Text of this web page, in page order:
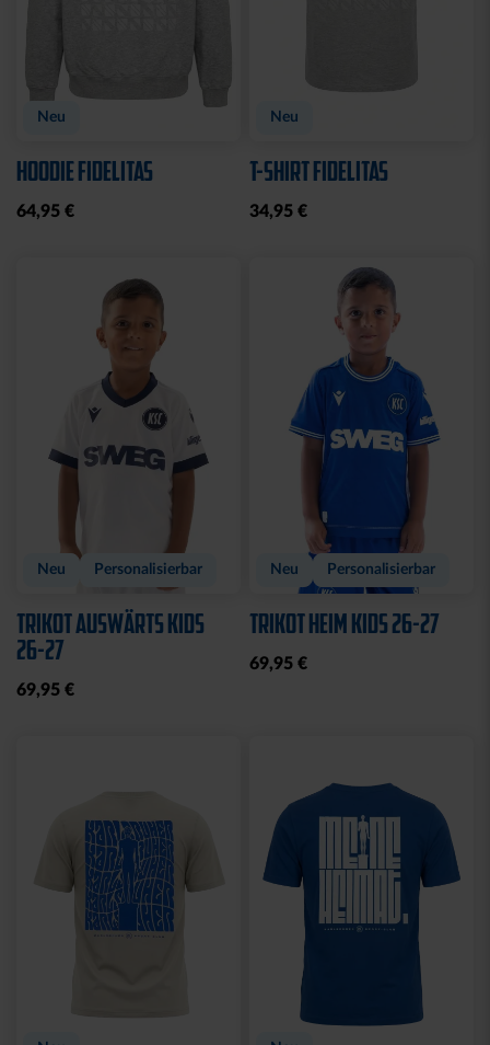
Neu
HOODIE FIDELITAS
64,95 €
Neu
T-SHIRT FIDELITAS
34,95 €
Neu Personalisierbar
TRIKOT AUSWÄRTS KIDS
26-27
69,95 €
Neu Personalisierbar
TRIKOT HEIM KIDS 26-27
69,95 €